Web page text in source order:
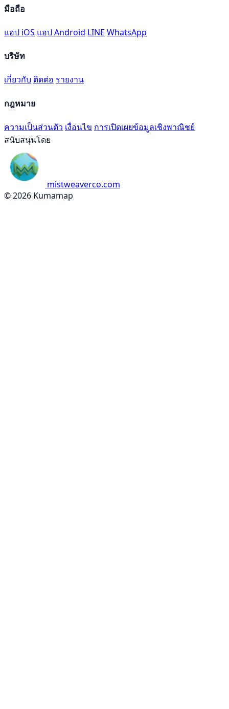
มือถือ
แอป iOS แอป Android LINE WhatsApp
บริษัท
เกี่ยวกับ ติดต่อ รายงาน
กฎหมาย
ความเป็นส่วนตัว เงื่อนไข การเปิดเผยข้อมูลเชิงพาณิชย์
สนับสนุนโดย
mistweaverco.com
© 2026 Kumamap